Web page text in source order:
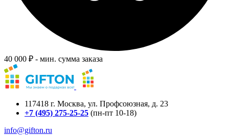
40 000 ₽ - мин. сумма заказа
117418 г. Москва, ул. Профсоюзная, д. 23
+7 (495) 275-25-25 (пн-пт 10-18)
info@gifton.ru